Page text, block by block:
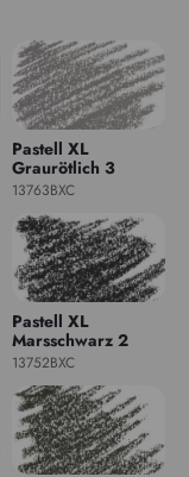
Pastell XL
Graurötlich 3
13763BXC
Pastell XL
Marsschwarz 2
13752BXC